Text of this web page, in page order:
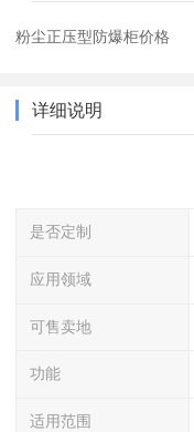
粉尘正压型防爆柜价格
详细说明
是否定制
应用领域
可售卖地
功能
适用范围